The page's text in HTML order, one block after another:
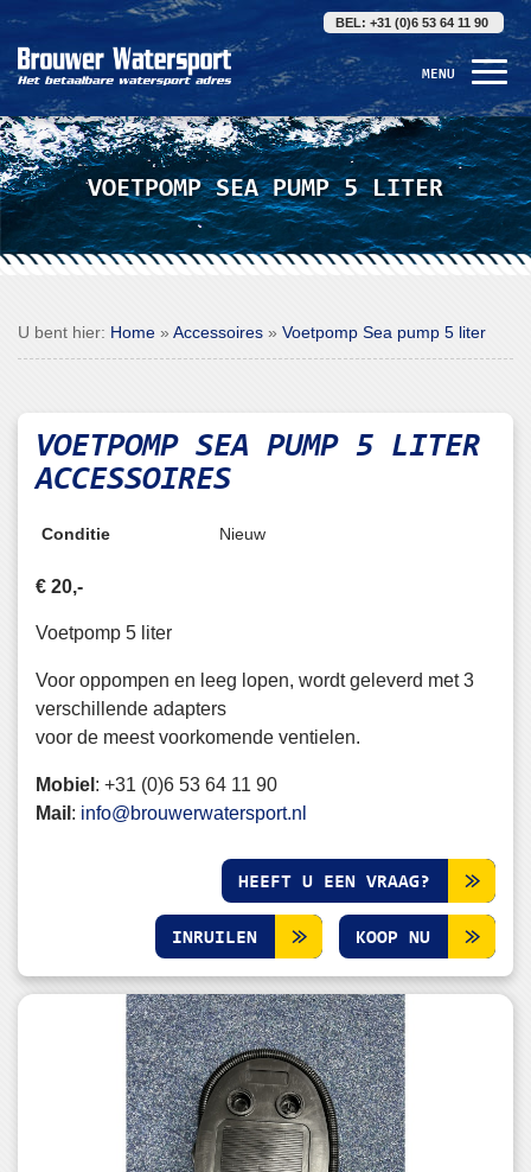
BEL: +31 (0)6 53 64 11 90
MENU
VOETPOMP SEA PUMP 5 LITER
U bent hier: Home » Accessoires » Voetpomp Sea pump 5 liter
VOETPOMP SEA PUMP 5 LITER
ACCESSOIRES
Conditie Nieuw
€ 20,-
Voetpomp 5 liter
Voor oppompen en leeg lopen, wordt geleverd met 3
verschillende adapters
voor de meest voorkomende ventielen.
Mobiel : +31 (0)6 53 64 11 90
Mail : info@brouwerwatersport.nl
HEEFT U EEN VRAAG?
INRUILEN KOOP NU